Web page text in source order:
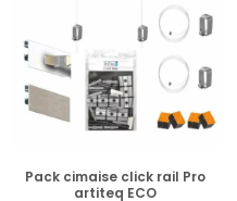
EN STOCK
Pack cimaise click rail Pro
artiteq ECO